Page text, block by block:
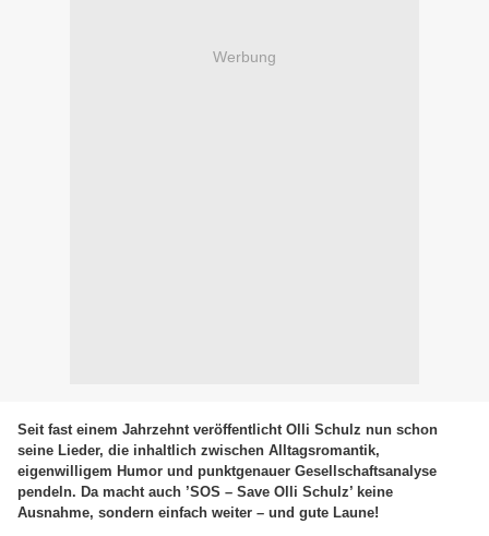
Werbung
Seit fast einem Jahrzehnt veröffentlicht Olli Schulz nun schon
seine Lieder, die inhaltlich zwischen Alltagsromantik,
eigenwilligem Humor und punktgenauer Gesellschaftsanalyse
pendeln. Da macht auch ’SOS – Save Olli Schulz’ keine
Ausnahme, sondern einfach weiter – und gute Laune!